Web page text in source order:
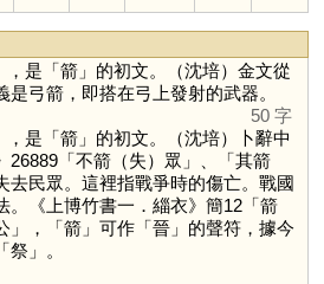
，是「箭」的初文。（沈培）金文從
是弓箭，即搭在弓上發射的武器。
50 字
，是「箭」的初文。（沈培）卜辭中
26889「不箭（失）眾」、「其箭
去民眾。這裡指戰爭時的傷亡。戰國
。《上博竹書一．緇衣》簡12「箭
」，「箭」可作「晉」的聲符，據今
祭 」。